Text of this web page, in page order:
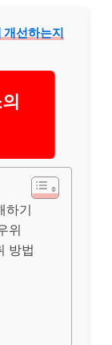
개선하는지
하기
위
방법